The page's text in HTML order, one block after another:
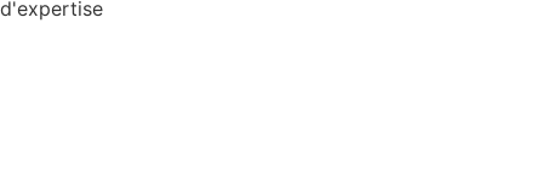
d'expertise